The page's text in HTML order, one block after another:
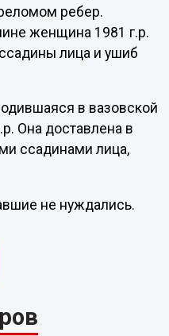
ребер.
женщина 1981 г.р.
лица и ушиб
в вазовской
Она доставлена в
ссадинами лица,
не нуждались.